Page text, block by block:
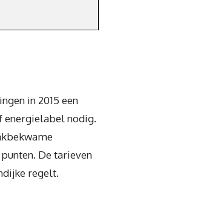
in 2015 een
energielabel nodig.
De tarieven
regelt.